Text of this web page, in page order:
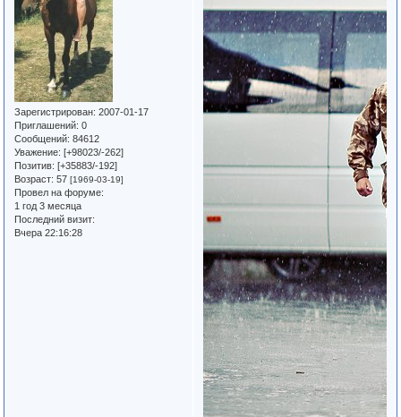
Зарегистрирован: 2007-01-17
Приглашений: 0
Сообщений: 84612
Уважение: [+98023/-262]
Позитив: [+35883/-192]
Возраст: 57[1969-03-19]
Провел на форуме:
1 год 3 месяца
Последний визит:
Вчера 22:16:28